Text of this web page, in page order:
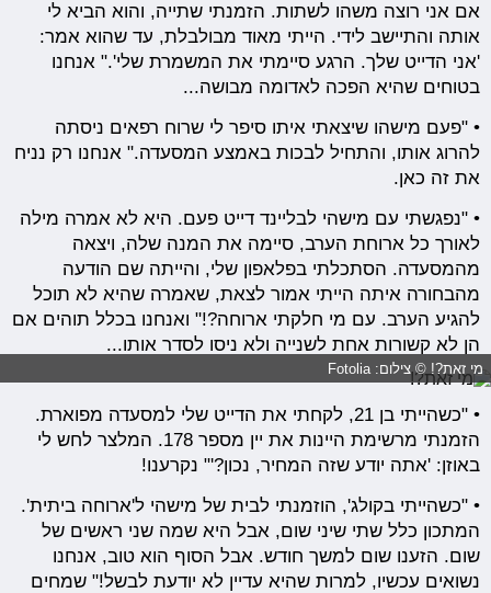
אם אני רוצה משהו לשתות. הזמנתי שתייה, והוא הביא לי
אותה והתיישב לידי. הייתי מאוד מבולבלת, עד שהוא אמר:
'אני הדייט שלך. הרגע סיימתי את המשמרת שלי'." אנחנו
בטוחים שהיא הפכה לאדומה מבושה...
• "פעם מישהו שיצאתי איתו סיפר לי שרוח רפאים ניסתה
להרוג אותו, והתחיל לבכות באמצע המסעדה." אנחנו רק נניח
את זה כאן.
• "נפגשתי עם מישהי לבליינד דייט פעם. היא לא אמרה מילה
לאורך כל ארוחת הערב, סיימה את המנה שלה, ויצאה
מהמסעדה. הסתכלתי בפלאפון שלי, והייתה שם הודעה
מהבחורה איתה הייתי אמור לצאת, שאמרה שהיא לא תוכל
להגיע הערב. עם מי חלקתי ארוחה?!" ואנחנו בכלל תוהים אם
הן לא קשורות אחת לשנייה ולא ניסו לסדר אותו...
מי זאת?! © צילום: Fotolia
• "כשהייתי בן 21, לקחתי את הדייט שלי למסעדה מפוארת.
הזמנתי מרשימת היינות את יין מספר 178. המלצר לחש לי
באוזן: 'אתה יודע שזה המחיר, נכון?'" נקרענו!
• "כשהייתי בקולג', הוזמנתי לבית של מישהי ל'ארוחה ביתית'.
המתכון כלל שתי שיני שום, אבל היא שמה שני ראשים של
שום. הזענו שום למשך חודש. אבל הסוף הוא טוב, אנחנו
נשואים עכשיו, למרות שהיא עדיין לא יודעת לבשל!" שמחים